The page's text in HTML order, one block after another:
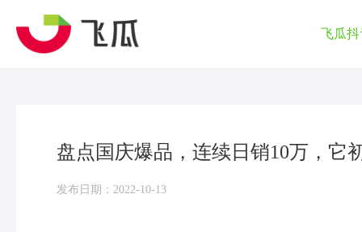
飞瓜抖
盘点国庆爆品，连续日销10万，它
发布日期：2022-10-13